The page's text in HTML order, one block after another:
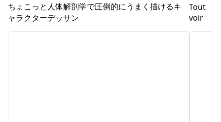
ちょこっと人体解剖学で圧倒的にうまく描けるキ
ャラクターデッサン
Tout
voir